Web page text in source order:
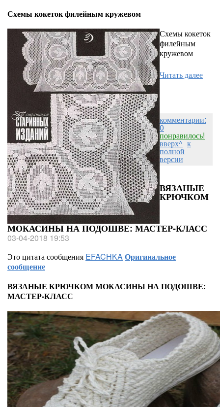
Схемы кокеток филейным кружевом
Схемы кокеток
филейным
кружевом
Читать далее
комментарии:
0
понравилось!
вверх^ к
полной
версии
ВЯЗАНЫЕ
КРЮЧКОМ
МОКАСИНЫ НА ПОДОШВЕ: МАСТЕР-КЛАСС
03-04-2018 19:53
Это цитата сообщения EFACHKAОригинальное
сообщение
ВЯЗАНЫЕ КРЮЧКОМ МОКАСИНЫ НА ПОДОШВЕ:
МАСТЕР-КЛАСС